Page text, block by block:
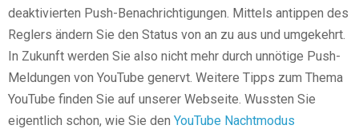
deaktivierten Push-Benachrichtigungen. Mittels antippen des
Reglers ändern Sie den Status von an zu aus und umgekehrt.
In Zukunft werden Sie also nicht mehr durch unnötige Push-
Meldungen von YouTube genervt. Weitere Tipps zum Thema
YouTube finden Sie auf unserer Webseite. Wussten Sie
eigentlich schon, wie Sie den YouTube Nachtmodus